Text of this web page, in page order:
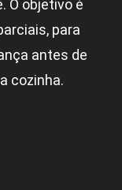
O objetivo é
para
antes de
cozinha.